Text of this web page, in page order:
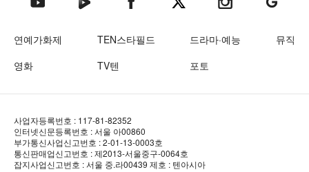
텐아시아 유튜브
연예가화제 TEN스타필드 드라마·예능
뮤직
영화
TV텐 포토
사업자등록번호 : 117-81-82352
인터넷신문등록번호 : 서울 아00860
부가통신사업신고번호 : 2-01-13-0003호
통신판매업신고번호 : 제2013-서울중구-0064호
잡지사업신고번호 : 서울 중.라00439 제호 : 텐아시아